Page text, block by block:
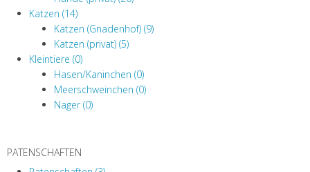
Katzen (14)
Katzen (Gnadenhof) (9)
Katzen (privat) (5)
Kleintiere (0)
Hasen/Kaninchen (0)
Meerschweinchen (0)
Nager (0)
PATENSCHAFTEN